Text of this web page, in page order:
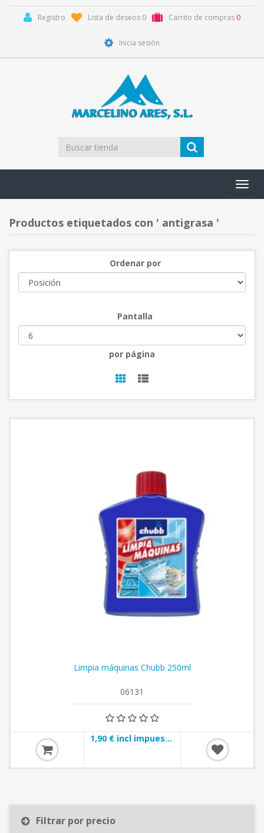
Registro Lista de deseos 0 Carrito de compras 0
Inicia sesión
Productos etiquetados con ' antigrasa '
Ordenar por
Pantalla
por página
Limpia máquinas Chubb 250ml
06131
1,90 € incl impuestos
Filtrar por precio